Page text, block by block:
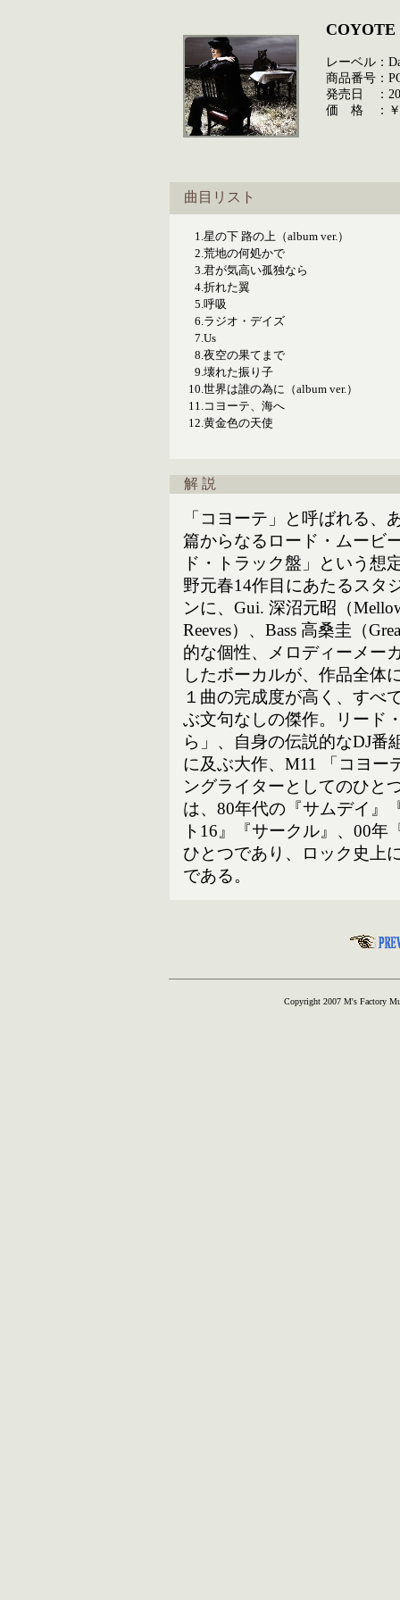
COYOTE
レーベル：
商品番号：
発売日 ：
価 格 ：￥
曲目リスト
1.星の下 路の上（album ver.）
2.荒地の何処かで
3.君が気高い孤独なら
4.折れた翼
5.呼吸
6.ラジオ・デイズ
7.Us
8.夜空の果てまで
9.壊れた振り子
10.世界は誰の為に（album ver.）
11.コヨーテ、海へ
12.黄金色の天使
解 説
「コヨーテ」と呼ばれる、
篇からなるロード・ムービ
ド・トラック盤」という想
野元春14作目にあたるスタ
ンに、Gui. 深沼元昭（
Reeves）、Bass 高桑圭（
的な個性、メロディーメー
したボーカルが、作品全体
１曲の完成度が高く、すべ
ぶ文句なしの傑作。リード
ら」、自身の伝説的なDJ番
に及ぶ大作、M11 「コヨー
ングライターとしてのひと
は、80年代の『サムデイ』
ト16』『サークル』、00
ひとつであり、ロック史上
である。
Copyright 2007 M's Factory